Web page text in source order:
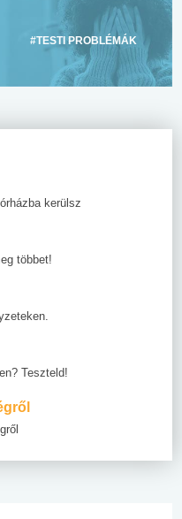
#TESTI PROBLÉMÁK
kerülsz
többet!
Teszteld!